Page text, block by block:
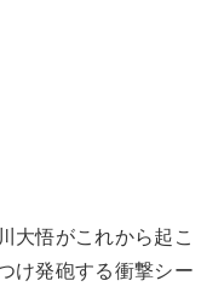
大悟がこれから起こ
け発砲する衝撃シー